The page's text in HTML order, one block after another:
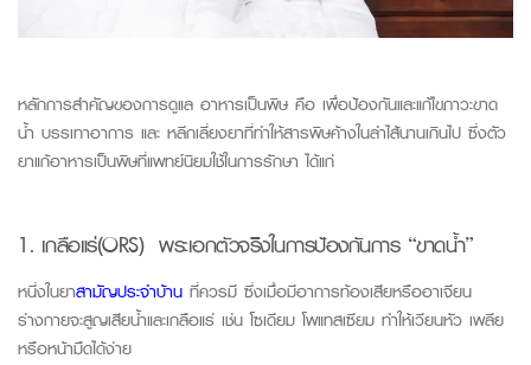
หลักการสำคัญของการดูแล อาหารเป็นพิษคือ เพื่อป้องกันและแก้ไขภาวะขาด
น้ำ บรรเทาอาการ และ หลีกเลี่ยงยาที่ทำให้สารพิษค้างในลำไส้นานเกินไป ซึ่งตัว
ยาแก้อาหารเป็นพิษที่แพทย์นิยมใช้ในการรักษา ได้แก่
1. เกลือแร่(ORS) พระเอกตัวจริงในการป้องกันการ “ขาดน้ำ”
หนึ่งในยาสามัญประจำบ้าน ที่ควรมี ซึ่งเมื่อมีอาการท้องเสียหรืออาเจียน
ร่างกายจะสูญเสียน้ำและเกลือแร่ เช่น โซเดียม โพแทสเซียม ทำให้เวียนหัว เพลีย
หรือหน้ามืดได้ง่าย